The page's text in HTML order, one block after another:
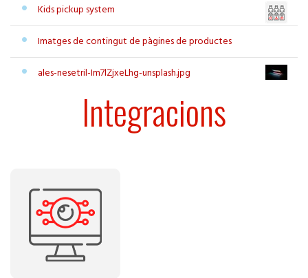
Kids pickup system
Imatges de contingut de pàgines de productes
ales-nesetril-Im7lZjxeLhg-unsplash.jpg
Integracions